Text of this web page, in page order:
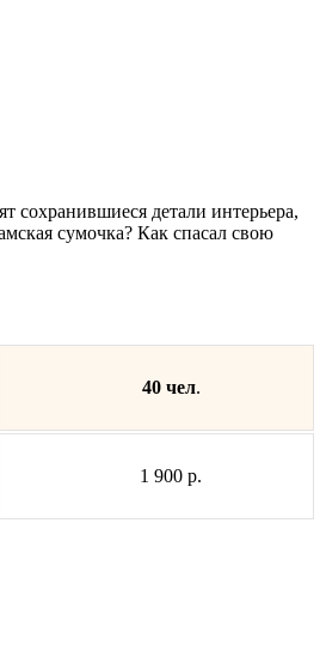
сохранившиеся детали интерьера,
сумочка? Как спасал свою
40 чел.
1 900 р.